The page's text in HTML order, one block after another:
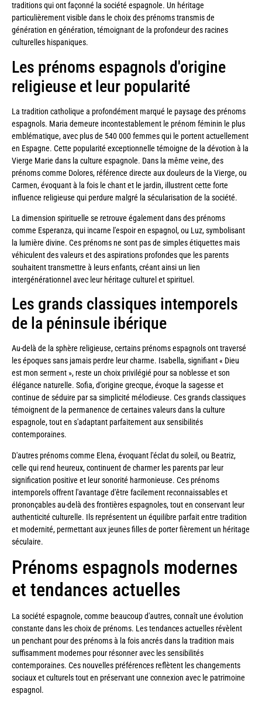
traditions qui ont façonné la société espagnole. Un héritage
particulièrement visible dans le choix des prénoms transmis de
génération en génération, témoignant de la profondeur des racines
culturelles hispaniques.
Les prénoms espagnols d'origine
religieuse et leur popularité
La tradition catholique a profondément marqué le paysage des prénoms
espagnols. Maria demeure incontestablement le prénom féminin le plus
emblématique, avec plus de 540 000 femmes qui le portent actuellement
en Espagne. Cette popularité exceptionnelle témoigne de la dévotion à la
Vierge Marie dans la culture espagnole. Dans la même veine, des
prénoms comme Dolores, référence directe aux douleurs de la Vierge, ou
Carmen, évoquant à la fois le chant et le jardin, illustrent cette forte
influence religieuse qui perdure malgré la sécularisation de la société.
La dimension spirituelle se retrouve également dans des prénoms
comme Esperanza, qui incarne l'espoir en espagnol, ou Luz, symbolisant
la lumière divine. Ces prénoms ne sont pas de simples étiquettes mais
véhiculent des valeurs et des aspirations profondes que les parents
souhaitent transmettre à leurs enfants, créant ainsi un lien
intergénérationnel avec leur héritage culturel et spirituel.
Les grands classiques intemporels
de la péninsule ibérique
Au-delà de la sphère religieuse, certains prénoms espagnols ont traversé
les époques sans jamais perdre leur charme. Isabella, signifiant « Dieu
est mon serment », reste un choix privilégié pour sa noblesse et son
élégance naturelle. Sofia, d'origine grecque, évoque la sagesse et
continue de séduire par sa simplicité mélodieuse. Ces grands classiques
témoignent de la permanence de certaines valeurs dans la culture
espagnole, tout en s'adaptant parfaitement aux sensibilités
contemporaines.
D'autres prénoms comme Elena, évoquant l'éclat du soleil, ou Beatriz,
celle qui rend heureux, continuent de charmer les parents par leur
signification positive et leur sonorité harmonieuse. Ces prénoms
intemporels offrent l'avantage d'être facilement reconnaissables et
prononçables au-delà des frontières espagnoles, tout en conservant leur
authenticité culturelle. Ils représentent un équilibre parfait entre tradition
et modernité, permettant aux jeunes filles de porter fièrement un héritage
séculaire.
Prénoms espagnols modernes
et tendances actuelles
La société espagnole, comme beaucoup d'autres, connaît une évolution
constante dans les choix de prénoms. Les tendances actuelles révèlent
un penchant pour des prénoms à la fois ancrés dans la tradition mais
suffisamment modernes pour résonner avec les sensibilités
contemporaines. Ces nouvelles préférences reflètent les changements
sociaux et culturels tout en préservant une connexion avec le patrimoine
espagnol.